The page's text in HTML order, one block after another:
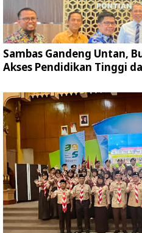
Sambas Gandeng Untan,
Akses Pendidikan Tinggi